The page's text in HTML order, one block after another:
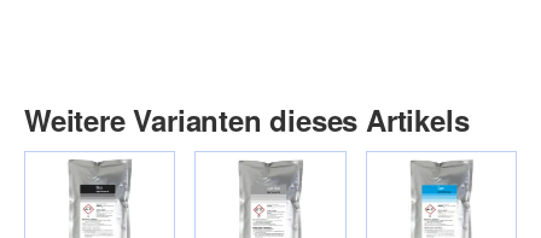
Weitere Varianten dieses Artikels